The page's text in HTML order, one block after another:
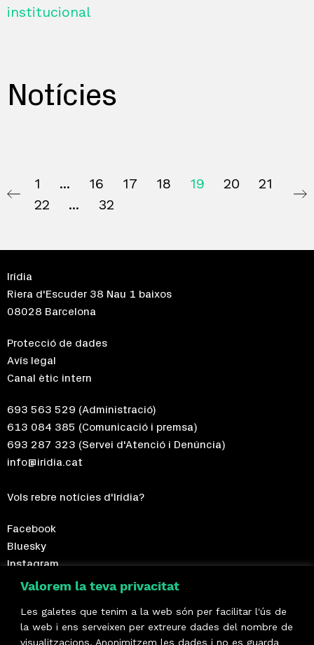
Valorem la teva privacitat
Les galetes que tenim a la web són per facilitar l'ús de
la web i ens serveixen per extreure dades del nombre de
visualitzacions. Anonimitzem les dades i no es guarda
institucional
Notícies
1 16 17 18 19 20
21
22
32
Irídia
Riera d'Escuder 38 Nau 1 baixos
08028 Barcelona
Protecció de dades
Avís legal
Canal ètic intern
693 563 529 (Administració)
613 084 385 (Comunicació i premsa)
693 287 323 (Servei d'Atenció i Denúncia)
info@iridia.cat
Vols rebre notícies d'Irídia?
Facebook
Bluesky
Instagram
Telegram
Fes-te sòcia!